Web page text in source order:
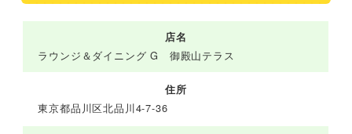
店名
ラウンジ＆ダイニング G 御殿山テラス
住所
東京都品川区北品川4-7-36